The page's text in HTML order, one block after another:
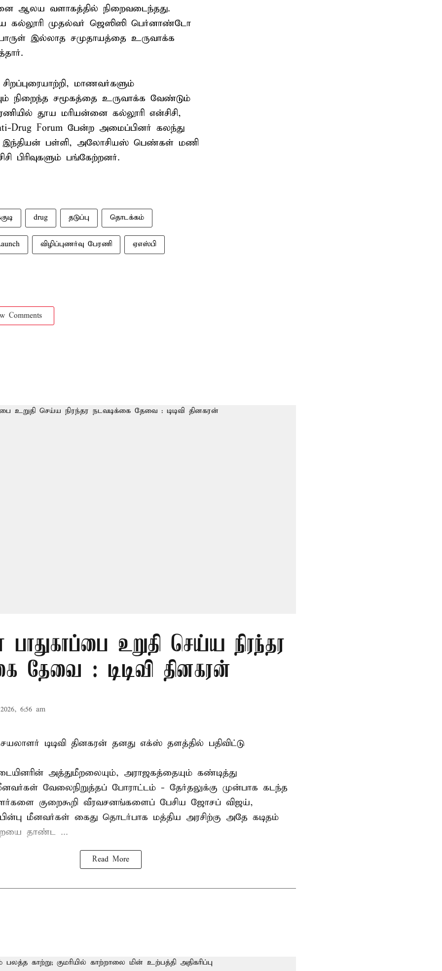
ஆலய வளாகத்தில் நிறைவடைந்தது.
கல்லூரி முதல்வர் ஜெஸிஸி பெர்னாண்டோ
இல்லாத சமுதாயத்தை உருவாக்க
மாணவர்களும்
நிறைந்த சமூகத்தை உருவாக்க வேண்டும்
தூய மரியன்னை கல்லூரி என்சிசி,
Drug Forum பேன்ற அமைப்பினர் கலந்து
பள்ளி, அலோசியஸ் பெண்கள் மணி
பிரிவுகளும் பங்கேற்றனர்.
drug தடுப்பு தொடக்கம்
விழிப்புணர்வு பேரணி ஏஎஸ்பி
Comments
உறுதி செய்ய நிரந்தர
தேவை : டிடிவி தினகரன்
6:56 am
டிடிவி தினகரன் தனது எக்ஸ் தளத்தில் பதிவிட்டு
அத்துமீறலையும், அராஜகத்தையும் கண்டித்து
வேலைநிறுத்தப் போராட்டம் - தேர்தலுக்கு முன்பாக கடந்த
குறைகூறி வீரவசனங்களைப் பேசிய ஜோசப் விஜய்,
மீனவர்கள் கைது தொடர்பாக மத்திய அரசிற்கு அதே கடிதம்
தாண்ட ...
Read More